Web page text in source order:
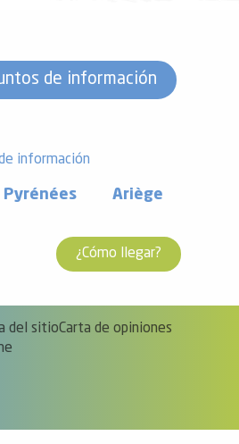
de información
información
Pyrénées Ariège
¿Cómo llegar?
del sitioCarta de opiniones